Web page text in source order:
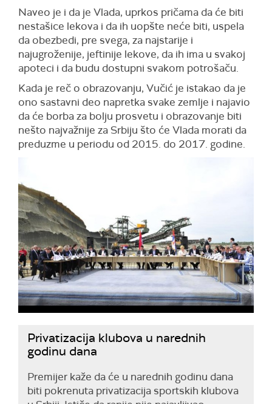
Naveo je i da je Vlada, uprkos pričama da će biti
nestašice lekova i da ih uopšte neće biti, uspela
da obezbedi, pre svega, za najstarije i
najugroženije, jeftinije lekove, da ih ima u svakoj
apoteci i da budu dostupni svakom potrošaču.
Kada je reč o obrazovanju, Vučić je istakao da je
ono sastavni deo napretka svake zemlje i najavio
da će borba za bolju prosvetu i obrazovanje biti
nešto najvažnije za Srbiju što će Vlada morati da
preduzme u periodu od 2015. do 2017. godine.
Privatizacija klubova u narednih
godinu dana
Premijer kaže da će u narednih godinu dana
biti pokrenuta privatizacija sportskih klubova